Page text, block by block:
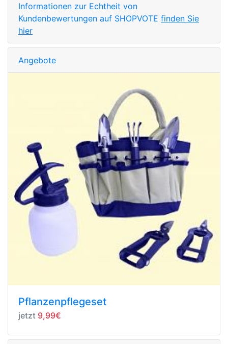
Informationen zur Echtheit von
Kundenbewertungen auf SHOPVOTE finden Sie
hier
Angebote
Pflanzenpflegeset
jetzt 9,99€